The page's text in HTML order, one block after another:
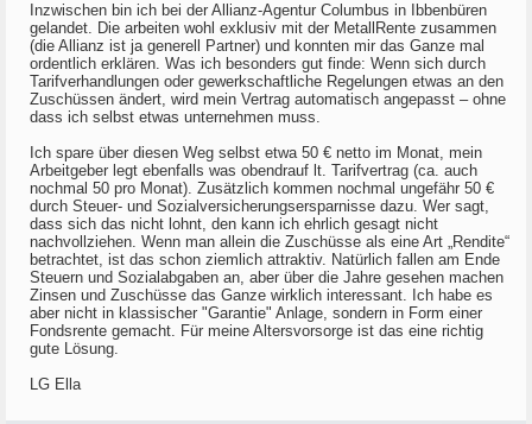
Inzwischen bin ich bei der Allianz-Agentur Columbus in Ibbenbüren
gelandet. Die arbeiten wohl exklusiv mit der MetallRente zusammen
(die Allianz ist ja generell Partner) und konnten mir das Ganze mal
ordentlich erklären. Was ich besonders gut finde: Wenn sich durch
Tarifverhandlungen oder gewerkschaftliche Regelungen etwas an den
Zuschüssen ändert, wird mein Vertrag automatisch angepasst – ohne
dass ich selbst etwas unternehmen muss.
Ich spare über diesen Weg selbst etwa 50 € netto im Monat, mein
Arbeitgeber legt ebenfalls was obendrauf lt. Tarifvertrag (ca. auch
nochmal 50 pro Monat). Zusätzlich kommen nochmal ungefähr 50 €
durch Steuer- und Sozialversicherungsersparnisse dazu. Wer sagt,
dass sich das nicht lohnt, den kann ich ehrlich gesagt nicht
nachvollziehen. Wenn man allein die Zuschüsse als eine Art „Rendite“
betrachtet, ist das schon ziemlich attraktiv. Natürlich fallen am Ende
Steuern und Sozialabgaben an, aber über die Jahre gesehen machen
Zinsen und Zuschüsse das Ganze wirklich interessant. Ich habe es
aber nicht in klassischer "Garantie" Anlage, sondern in Form einer
Fondsrente gemacht. Für meine Altersvorsorge ist das eine richtig
gute Lösung.
LG Ella